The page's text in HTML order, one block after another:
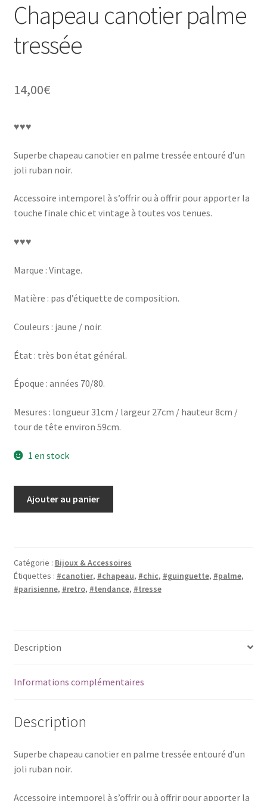
Chapeau canotier palme
tressée
14,00€
♥♥♥
Superbe chapeau canotier en palme tressée entouré d’un
joli ruban noir.
Accessoire intemporel à s’offrir ou à offrir pour apporter la
touche finale chic et vintage à toutes vos tenues.
♥♥♥
Marque : Vintage.
Matière : pas d’étiquette de composition.
Couleurs : jaune / noir.
État : très bon état général.
Époque : années 70/80.
Mesures : longueur 31cm / largeur 27cm / hauteur 8cm /
tour de tête environ 59cm.
1 en stock
tressée
Ajouter au panier
Catégorie : Bijoux & Accessoires
Étiquettes : #canotier, #chapeau, #chic, #guinguette, #palme,
#parisienne, #retro, #tendance, #tresse
Description
Informations complémentaires
Description
Superbe chapeau canotier en palme tressée entouré d’un
joli ruban noir.
Accessoire intemporel à s’offrir ou à offrir pour apporter la